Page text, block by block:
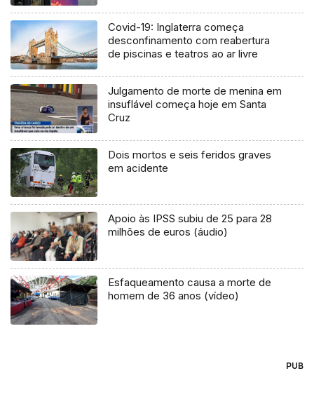
Covid-19: Inglaterra começa
desconfinamento com reabertura
de piscinas e teatros ao ar livre
Julgamento de morte de menina em
insuflável começa hoje em Santa
Cruz
Dois mortos e seis feridos graves
em acidente
Apoio às IPSS subiu de 25 para 28
milhões de euros (áudio)
Esfaqueamento causa a morte de
homem de 36 anos (vídeo)
PUB